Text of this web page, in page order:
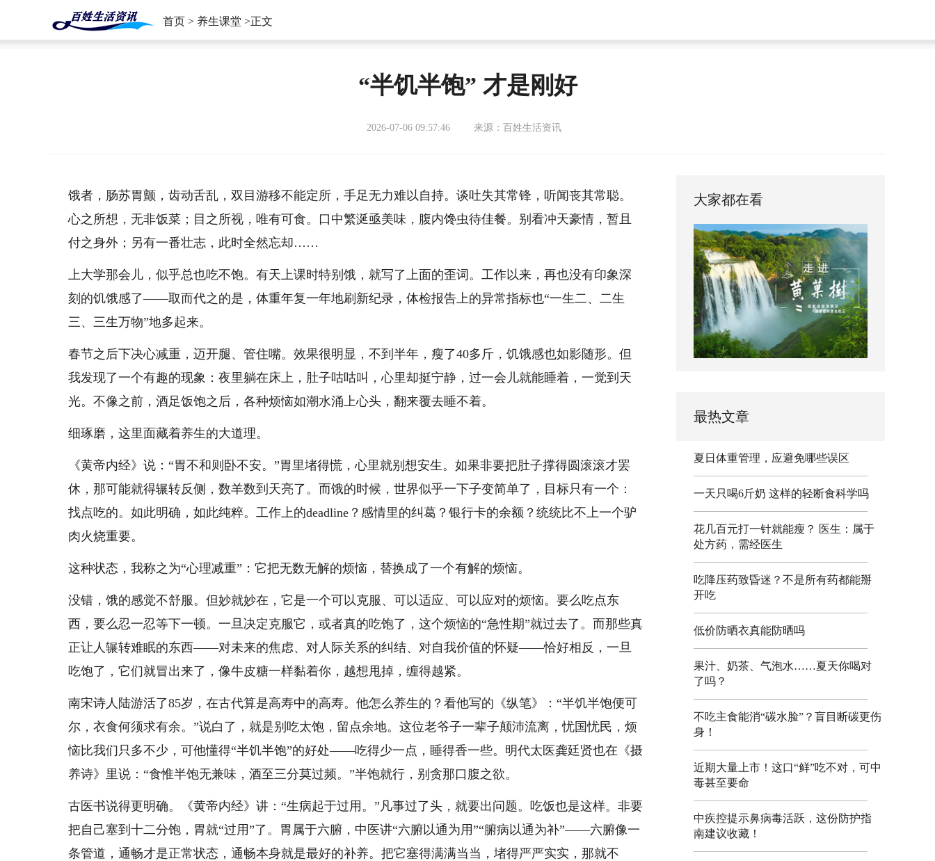
首页 > 养生课堂 >正文
“半饥半饱” 才是刚好
2026-07-06 09:57:46 来源：百姓生活资讯
饿者，肠苏胃颤，齿动舌乱，双目游移不能定所，手足无力难以自持。谈吐失其常锋，听闻丧其常聪。
心之所想，无非饭菜；目之所视，唯有可食。口中繁涎亟美味，腹内馋虫待佳餐。别看冲天豪情，暂且
付之身外；另有一番壮志，此时全然忘却……
上大学那会儿，似乎总也吃不饱。有天上课时特别饿，就写了上面的歪词。工作以来，再也没有印象深
刻的饥饿感了——取而代之的是，体重年复一年地刷新纪录，体检报告上的异常指标也“一生二、二生
三、三生万物”地多起来。
春节之后下决心减重，迈开腿、管住嘴。效果很明显，不到半年，瘦了40多斤，饥饿感也如影随形。但
我发现了一个有趣的现象：夜里躺在床上，肚子咕咕叫，心里却挺宁静，过一会儿就能睡着，一觉到天
光。不像之前，酒足饭饱之后，各种烦恼如潮水涌上心头，翻来覆去睡不着。
细琢磨，这里面藏着养生的大道理。
《黄帝内经》说：“胃不和则卧不安。”胃里堵得慌，心里就别想安生。如果非要把肚子撑得圆滚滚才罢
休，那可能就得辗转反侧，数羊数到天亮了。而饿的时候，世界似乎一下子变简单了，目标只有一个：
找点吃的。如此明确，如此纯粹。工作上的deadline？感情里的纠葛？银行卡的余额？统统比不上一个驴
肉火烧重要。
这种状态，我称之为“心理减重”：它把无数无解的烦恼，替换成了一个有解的烦恼。
没错，饿的感觉不舒服。但妙就妙在，它是一个可以克服、可以适应、可以应对的烦恼。要么吃点东
西，要么忍一忍等下一顿。一旦决定克服它，或者真的吃饱了，这个烦恼的“急性期”就过去了。而那些真
正让人辗转难眠的东西——对未来的焦虑、对人际关系的纠结、对自我价值的怀疑——恰好相反，一旦
吃饱了，它们就冒出来了，像牛皮糖一样黏着你，越想甩掉，缠得越紧。
南宋诗人陆游活了85岁，在古代算是高寿中的高寿。他怎么养生的？看他写的《纵笔》：“半饥半饱便可
尔，衣食何须求有余。”说白了，就是别吃太饱，留点余地。这位老爷子一辈子颠沛流离，忧国忧民，烦
恼比我们只多不少，可他懂得“半饥半饱”的好处——吃得少一点，睡得香一些。明代太医龚廷贤也在《摄
养诗》里说：“食惟半饱无兼味，酒至三分莫过频。”半饱就行，别贪那口腹之欲。
古医书说得更明确。《黄帝内经》讲：“生病起于过用。”凡事过了头，就要出问题。吃饭也是这样。非要
把自己塞到十二分饱，胃就“过用”了。胃属于六腑，中医讲“六腑以通为用”“腑病以通为补”——六腑像一
条管道，通畅才是正常状态，通畅本身就是最好的补养。把它塞得满满当当，堵得严严实实，那就不
大家都在看
最热文章
夏日体重管理，应避免哪些误区
一天只喝6斤奶 这样的轻断食科学吗
花几百元打一针就能瘦？ 医生：属于
处方药，需经医生
吃降压药致昏迷？不是所有药都能掰
开吃
低价防晒衣真能防晒吗
果汁、奶茶、气泡水……夏天你喝对
了吗？
不吃主食能消“碳水脸”？盲目断碳更伤
身！
近期大量上市！这口“鲜”吃不对，可中
毒甚至要命
中疾控提示鼻病毒活跃，这份防护指
南建议收藏！